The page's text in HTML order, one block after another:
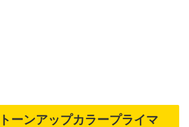
ーンアップカラープライマ